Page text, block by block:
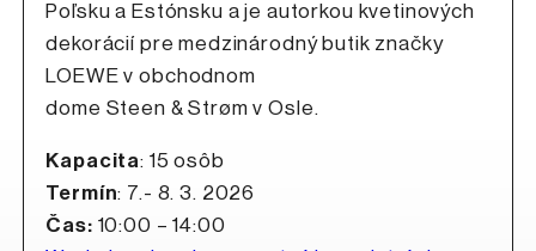
Poľsku a Estónsku a je autorkou kvetinových
dekorácií pre medzinárodný butik značky
LOEWE v obchodnom
dome Steen & Strøm v Osle.
Kapacita: 15 osôb
Termín: 7.- 8. 3. 2026
Čas: 10:00 – 14:00